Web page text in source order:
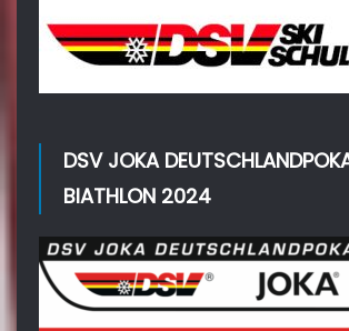
DSV JOKA
BIATHLON 2024